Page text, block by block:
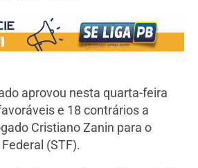
aprovou nesta quarta-feira
e 18 contrários a
Cristiano Zanin para o
(STF).